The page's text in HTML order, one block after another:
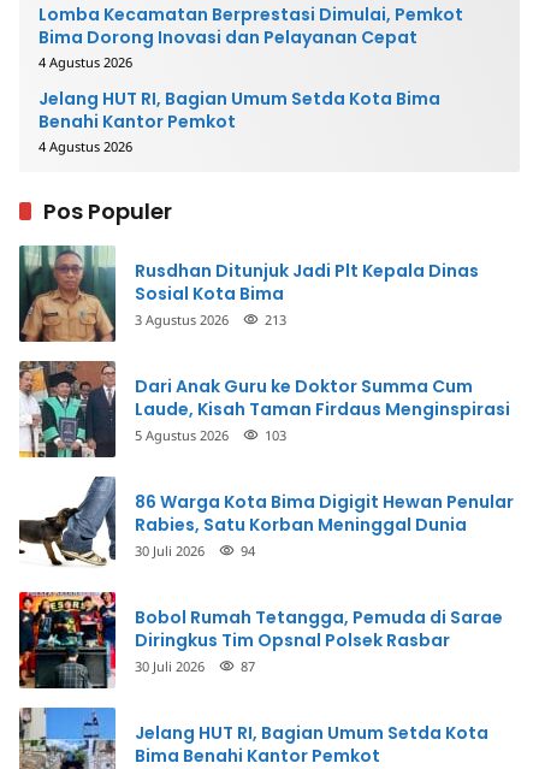
Lomba Kecamatan Berprestasi Dimulai, Pemkot
Bima Dorong Inovasi dan Pelayanan Cepat
4 Agustus 2026
Jelang HUT RI, Bagian Umum Setda Kota Bima
Benahi Kantor Pemkot
4 Agustus 2026
Pos Populer
Rusdhan Ditunjuk Jadi Plt Kepala Dinas
Sosial Kota Bima
3 Agustus 2026 213
Dari Anak Guru ke Doktor Summa Cum
Laude, Kisah Taman Firdaus Menginspirasi
5 Agustus 2026 103
86 Warga Kota Bima Digigit Hewan Penular
Rabies, Satu Korban Meninggal Dunia
30 Juli 2026 94
Bobol Rumah Tetangga, Pemuda di Sarae
Diringkus Tim Opsnal Polsek Rasbar
30 Juli 2026 87
Jelang HUT RI, Bagian Umum Setda Kota
Bima Benahi Kantor Pemkot